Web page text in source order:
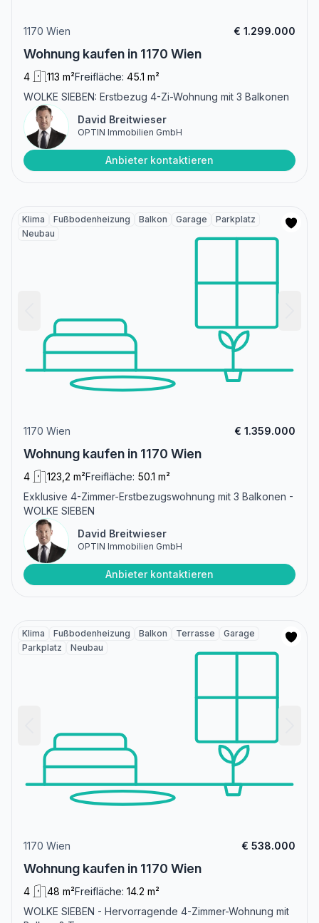
1170 Wien € 1.299.000
Wohnung kaufen in 1170 Wien
4 113 m²Freifläche: 45.1 m²
WOLKE SIEBEN: Erstbezug 4-Zi-Wohnung mit 3 Balkonen
David Breitwieser
OPTIN Immobilien GmbH
Anbieter kontaktieren
Klima Fußbodenheizung Balkon Garage
Parkplatz
Neubau
1170 Wien € 1.359.000
Wohnung kaufen in 1170 Wien
4 123,2 m²Freifläche: 50.1 m²
Exklusive 4-Zimmer-Erstbezugswohnung mit 3 Balkonen -
WOLKE SIEBEN
David Breitwieser
OPTIN Immobilien GmbH
Anbieter kontaktieren
Klima Fußbodenheizung Balkon Terrasse
Garage
Parkplatz
Neubau
1170 Wien € 538.000
Wohnung kaufen in 1170 Wien
4 48 m²Freifläche: 14.2 m²
WOLKE SIEBEN - Hervorragende 4-Zimmer-Wohnung mit